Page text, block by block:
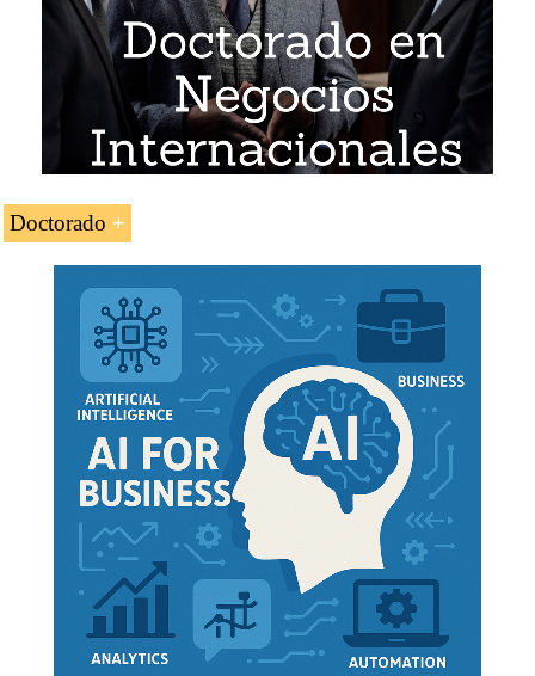
Maestría en Religiones y Negocios
Doctorado
Doctorado en Negocios Africanos
Doctorado en Ética, Religiones y Negocios